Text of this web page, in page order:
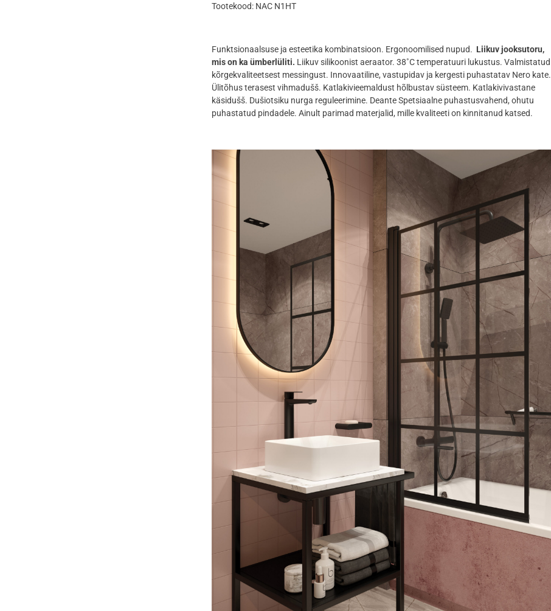
Tootekood: NAC N1HT
Funktsionaalsuse ja esteetika kombinatsioon. Ergonoomilised nupud. Liikuv jooksutoru,
mis on ka ümberlüliti. Liikuv silikoonist aeraator. 38˚C temperatuuri lukustus. Valmistatud
kõrgekvaliteetsest messingust. Innovaatiline, vastupidav ja kergesti puhastatav Nero kate.
Ülitõhus terasest vihmadušš. Katlakivieemaldust hõlbustav süsteem. Katlakivivastane
käsidušš. Dušiotsiku nurga reguleerimine. Deante Spetsiaalne puhastusvahend, ohutu
puhastatud pindadele. Ainult parimad materjalid, mille kvaliteeti on kinnitanud katsed.